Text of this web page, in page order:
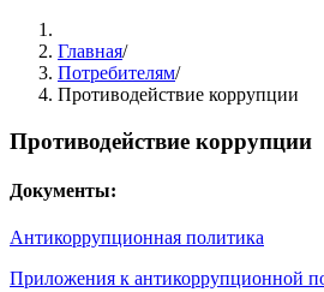
Главная/
Потребителям/
Противодействие коррупции
Противодействие коррупции
Документы:
Антикоррупционная политика
Приложения к антикоррупционной